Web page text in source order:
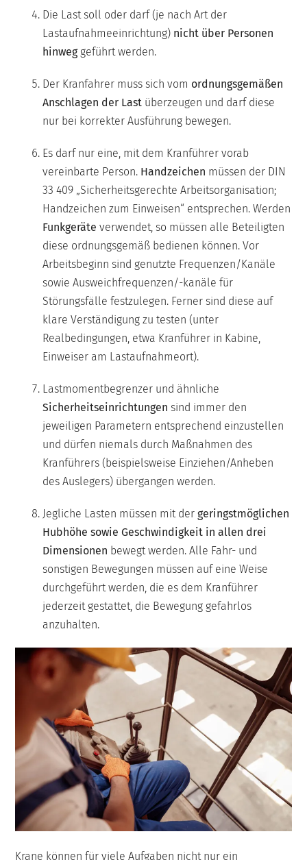
Die Last soll oder darf (je nach Art der
Lastaufnahmeeinrichtung) nicht über Personen
hinweggeführt werden.
Der Kranfahrer muss sich vom ordnungsgemäßen
Anschlagen der Last überzeugen und darf diese
nur bei korrekter Ausführung bewegen.
Es darf nur eine, mit dem Kranführer vorab
vereinbarte Person. Handzeichen müssen der DIN
33 409 „Sicherheitsgerechte Arbeitsorganisation;
Handzeichen zum Einweisen“ entsprechen. Werden
Funkgeräte verwendet, so müssen alle Beteiligten
diese ordnungsgemäß bedienen können. Vor
Arbeitsbeginn sind genutzte Frequenzen/Kanäle
sowie Ausweichfrequenzen/-kanäle für
Störungsfälle festzulegen. Ferner sind diese auf
klare Verständigung zu testen (unter
Realbedingungen, etwa Kranführer in Kabine,
Einweiser am Lastaufnahmeort).
Lastmomentbegrenzer und ähnliche
Sicherheitseinrichtungen sind immer den
jeweiligen Parametern entsprechend einzustellen
und dürfen niemals durch Maßnahmen des
Kranführers (beispielsweise Einziehen/Anheben
des Auslegers) übergangen werden.
Jegliche Lasten müssen mit dergeringstmöglichen
Hubhöhe sowie Geschwindigkeit in allen drei
Dimensionen bewegt werden. Alle Fahr- und
sonstigen Bewegungen müssen auf eine Weise
durchgeführt werden, die es dem Kranführer
jederzeit gestattet, die Bewegung gefahrlos
anzuhalten.
Krane können für viele Aufgaben nicht nur ein